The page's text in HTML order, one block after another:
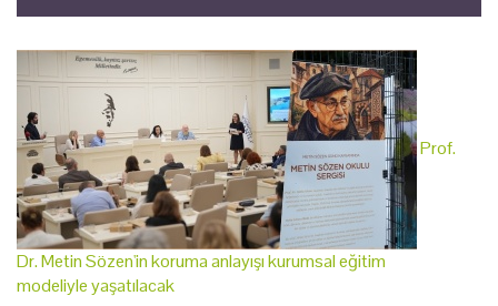
Prof.
Dr. Metin Sözen'in koruma anlayışı kurumsal eğitim
modeliyle yaşatılacak